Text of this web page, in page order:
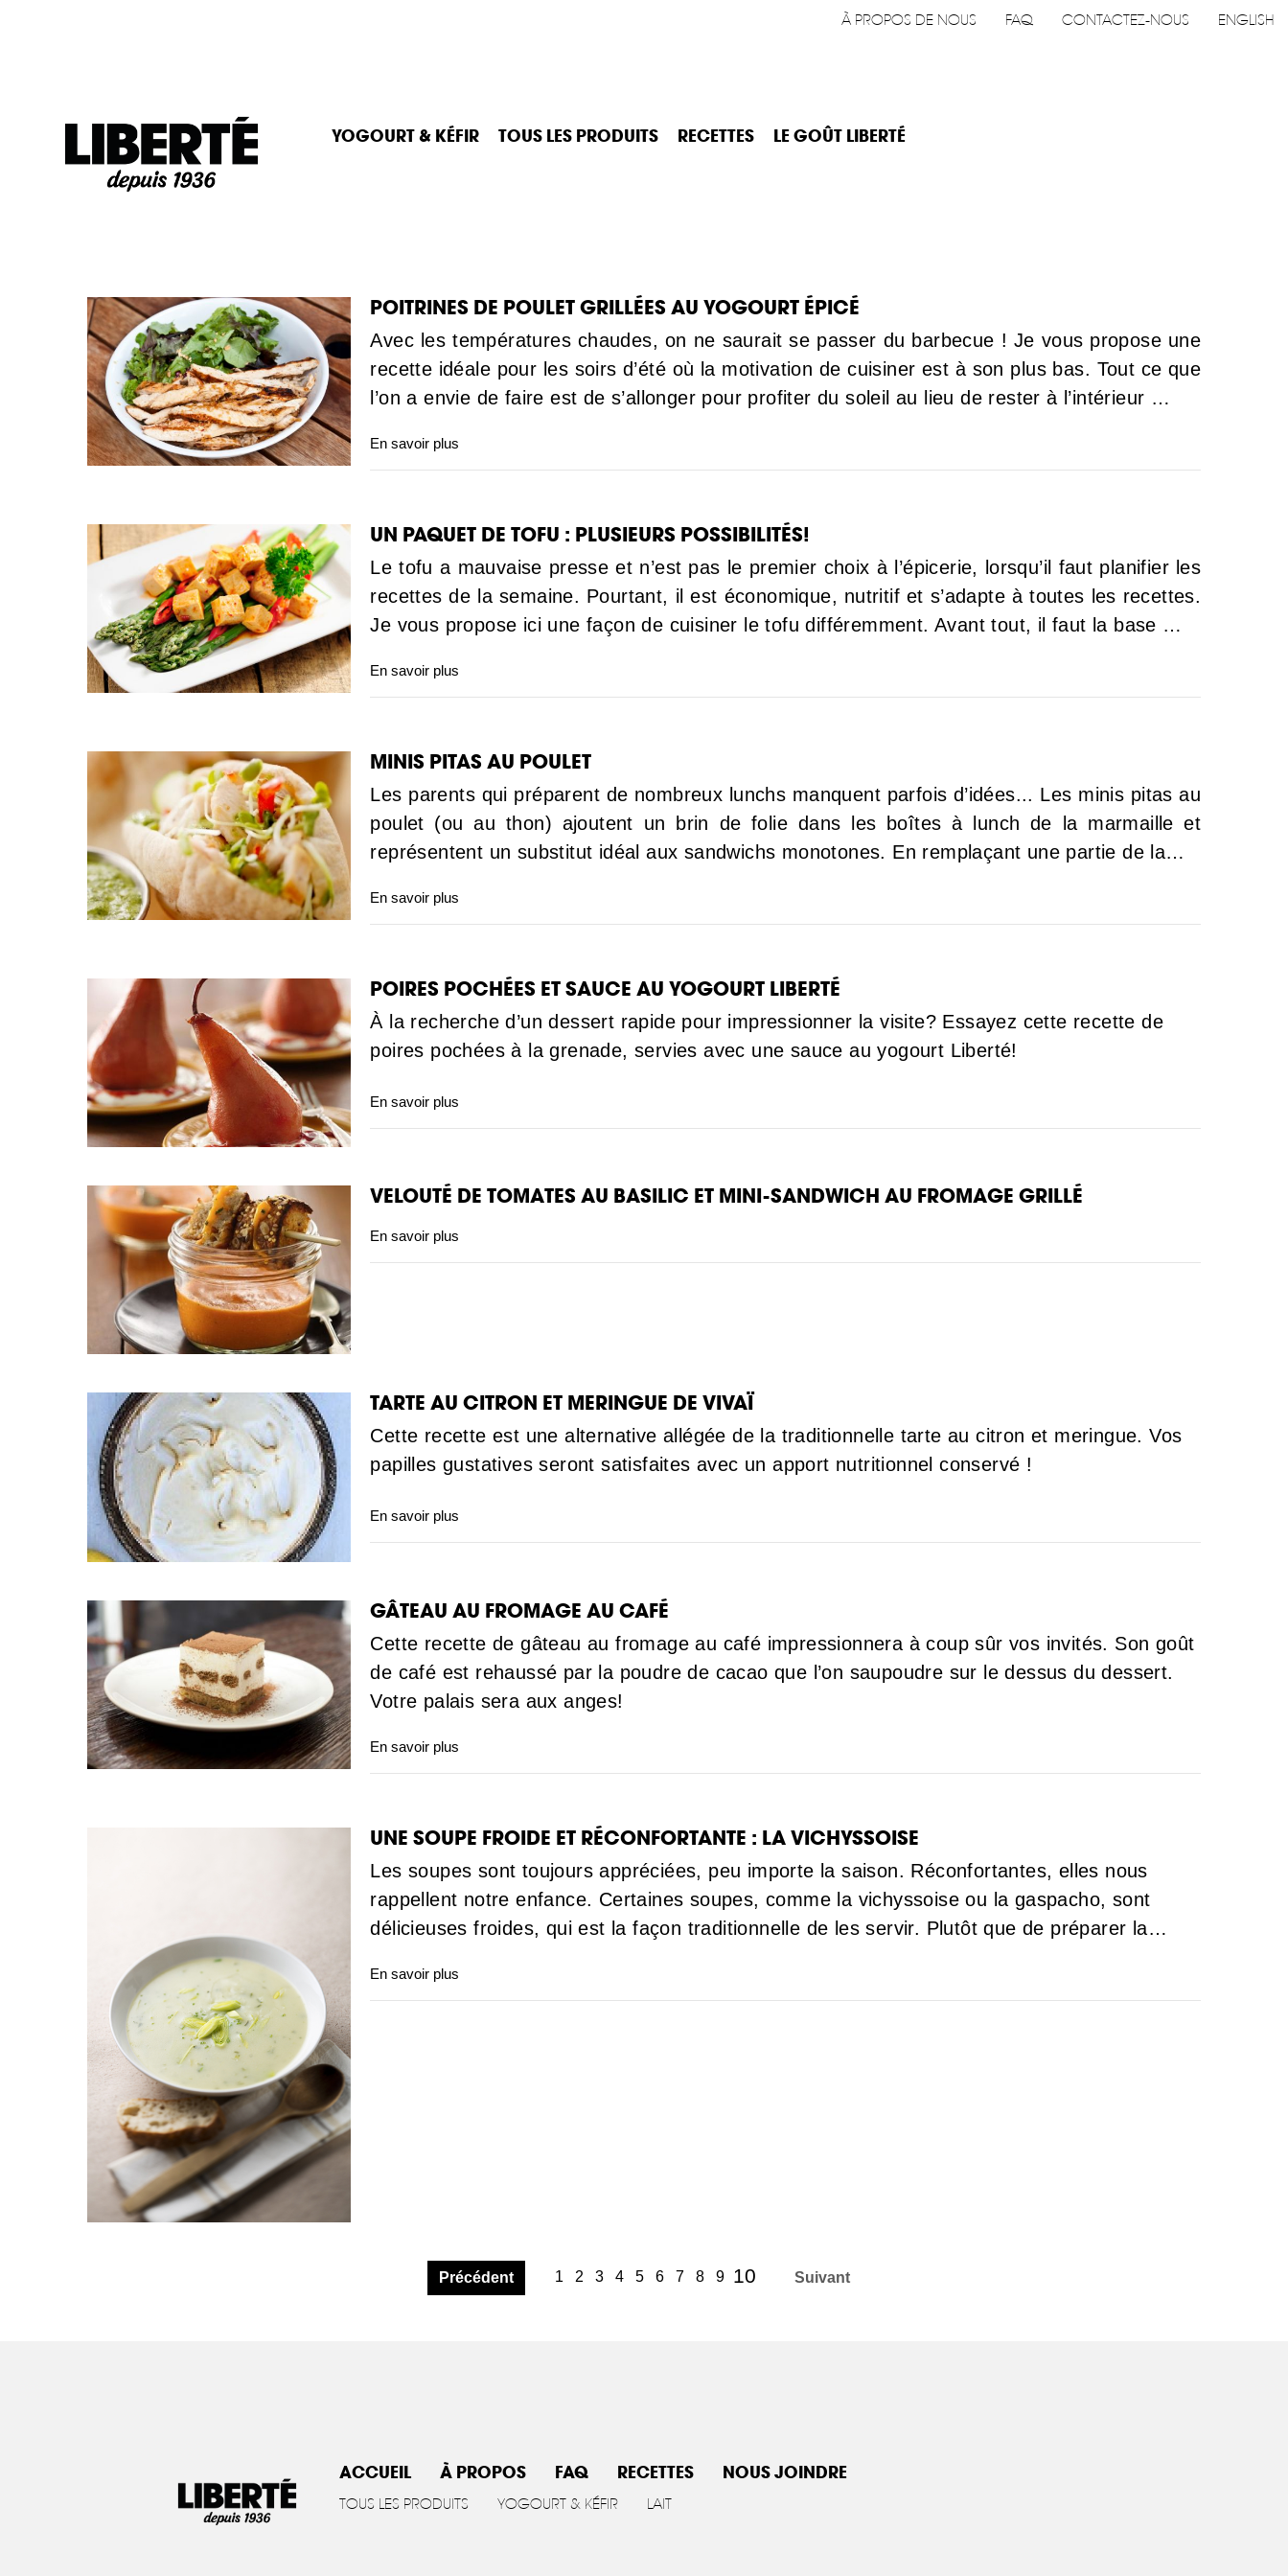
À PROPOS DE NOUS FAQ CONTACTEZ-NOUS ENGLISH
YOGOURT & KÉFIR TOUS LES PRODUITS RECETTES LE GOÛT LIBERTÉ
POITRINES DE POULET GRILLÉES AU YOGOURT ÉPICÉ
Avec les températures chaudes, on ne saurait se passer du barbecue ! Je vous propose une
recette idéale pour les soirs d’été où la motivation de cuisiner est à son plus bas. Tout ce que
l’on a envie de faire est de s’allonger pour profiter du soleil au lieu de rester à l’intérieur …
En savoir plus
UN PAQUET DE TOFU : PLUSIEURS POSSIBILITÉS!
Le tofu a mauvaise presse et n’est pas le premier choix à l’épicerie, lorsqu’il faut planifier les
recettes de la semaine. Pourtant, il est économique, nutritif et s’adapte à toutes les recettes.
Je vous propose ici une façon de cuisiner le tofu différemment. Avant tout, il faut la base …
En savoir plus
MINIS PITAS AU POULET
Les parents qui préparent de nombreux lunchs manquent parfois d’idées... Les minis pitas au
poulet (ou au thon) ajoutent un brin de folie dans les boîtes à lunch de la marmaille et
représentent un substitut idéal aux sandwichs monotones. En remplaçant une partie de la…
En savoir plus
POIRES POCHÉES ET SAUCE AU YOGOURT LIBERTÉ
À la recherche d’un dessert rapide pour impressionner la visite? Essayez cette recette de
poires pochées à la grenade, servies avec une sauce au yogourt Liberté!
En savoir plus
VELOUTÉ DE TOMATES AU BASILIC ET MINI-SANDWICH AU FROMAGE GRILLÉ
En savoir plus
TARTE AU CITRON ET MERINGUE DE VIVAÏ
Cette recette est une alternative allégée de la traditionnelle tarte au citron et meringue. Vos
papilles gustatives seront satisfaites avec un apport nutritionnel conservé !
En savoir plus
GÂTEAU AU FROMAGE AU CAFÉ
Cette recette de gâteau au fromage au café impressionnera à coup sûr vos invités. Son goût
de café est rehaussé par la poudre de cacao que l’on saupoudre sur le dessus du dessert.
Votre palais sera aux anges!
En savoir plus
UNE SOUPE FROIDE ET RÉCONFORTANTE : LA VICHYSSOISE
Les soupes sont toujours appréciées, peu importe la saison. Réconfortantes, elles nous
rappellent notre enfance. Certaines soupes, comme la vichyssoise ou la gaspacho, sont
délicieuses froides, qui est la façon traditionnelle de les servir. Plutôt que de préparer la…
En savoir plus
Précédent 1 2 3 4 5 6 7 8 9 10(current)
Suivant
ACCUEIL À PROPOS FAQ RECETTES NOUS JOINDRE
TOUS LES PRODUITS YOGOURT & KÉFIR LAIT